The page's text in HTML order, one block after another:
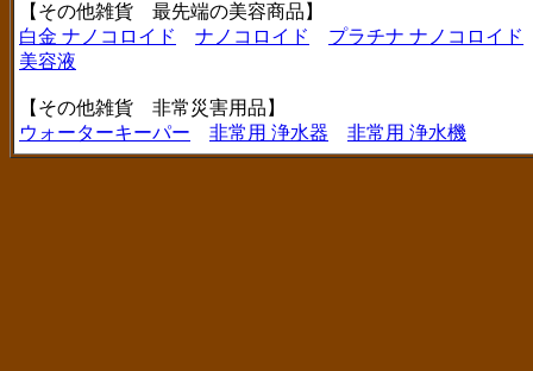
【その他雑貨 最先端の美容商品】
白金 ナノコロイド
ナノコロイド
プラチナ ナノコロイド
美容液
【その他雑貨 非常災害用品】
ウォーターキーパー
非常用 浄水器 非常用 浄水機